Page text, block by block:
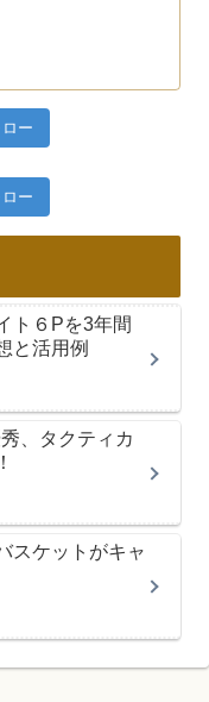
ー
ー
ト６Pを3年間
と活用例
、タクティカ
スケットがキャ